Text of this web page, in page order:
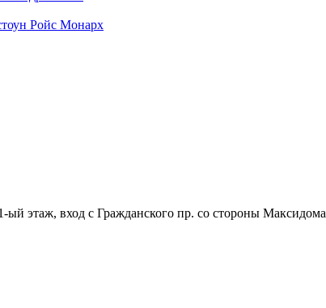
Ройс Монарх
этаж, вход с Гражданского пр. со стороны Максидома